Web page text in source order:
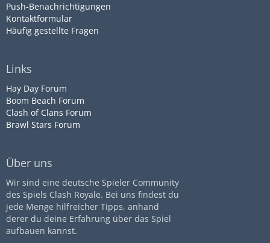
Push-Benachrichtigungen
Kontaktformular
Häufig gestellte Fragen
Links
Hay Day Forum
Boom Beach Forum
Clash of Clans Forum
Brawl Stars Forum
Über uns
Wir sind eine deutsche Spieler Community
des Spiels Clash Royale. Bei uns findest du
jede Menge hilfreicher Tipps, anhand
derer du deine Erfahrung über das Spiel
aufbauen kannst.